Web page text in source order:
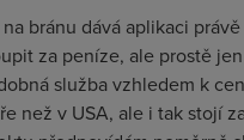
bránu dává aplikaci
za peníze, ale prostě
služba vzhledem k
než v USA, ale i tak stojí